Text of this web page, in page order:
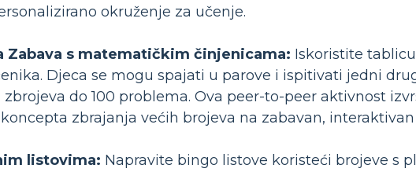
okruženje za učenje.
Zabava s matematičkim činjenicama: Iskoristite
Djeca se mogu spajati u parove i ispitivati ​​jedni
do 100 problema. Ova peer-to-peer aktivnost
zbrajanja većih brojeva na zabavan,
listovima: Napravite bingo listove koristeći brojeve s